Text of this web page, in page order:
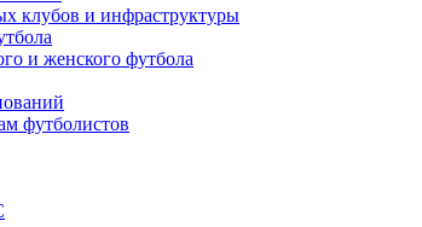
клубов и инфраструктуры
и женского футбола
футболистов